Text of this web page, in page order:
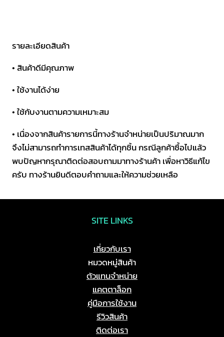
ตัว
สี
เหลือง
MET
/
100V
ชิ้น
รายละเอียดสินค้า
• สินค้าดีมีคุณภาพ
• ใช้งานได้ง่าย
• ใช้กับงานตามความเหมาะสม
• เนื่องจากสินค้ารายการนี้ทางร้านจำหน่ายเป็นปริมาณมาก
จึงไม่สามารถทำการเทสสินค้าได้ทุกชิ้น กรณีลูกค้าซื้อไปแล้ว
พบปัญหากรุณาติดต่อสอบถามมาทางร้านค้า เพื่อหาวิธีแก้ไข
ครับ ทางร้านยินดีตอบคำถามและให้ความช่วยเหลือ
SITE LINKS
เกี่ยวกับเรา
หมวดหมู่สินค้า
ตัวแทนจำหน่าย
แคตตาล็อก
คู่มือการใช้งาน
รีวิวสินค้า
ติดต่อเรา